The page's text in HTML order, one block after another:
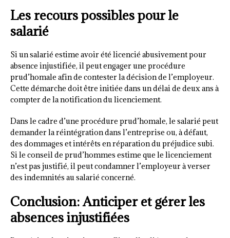
Les recours possibles pour le
salarié
Si un salarié estime avoir été licencié abusivement pour
absence injustifiée, il peut engager une procédure
prud’homale afin de contester la décision de l’employeur.
Cette démarche doit être initiée dans un délai de deux ans à
compter de la notification du licenciement.
Dans le cadre d’une procédure prud’homale, le salarié peut
demander la réintégration dans l’entreprise ou, à défaut,
des dommages et intérêts en réparation du préjudice subi.
Si le conseil de prud’hommes estime que le licenciement
n’est pas justifié, il peut condamner l’employeur à verser
des indemnités au salarié concerné.
Conclusion: Anticiper et gérer les
absences injustifiées